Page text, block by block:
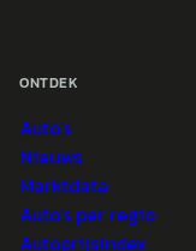
ONTDEK
Auto's
Nieuws
Marktdata
Auto's per regio
Autoprijsindex